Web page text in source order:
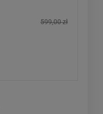
599,00 zł